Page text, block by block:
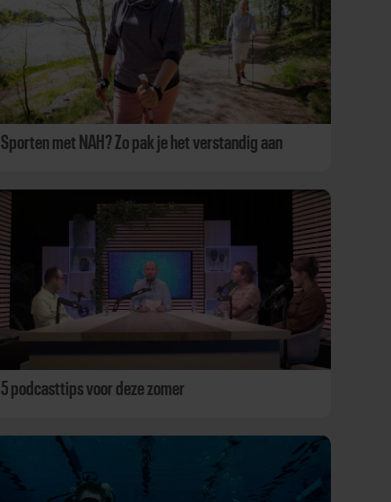
Sporten met NAH? Zo pak je het verstandig aan
5 podcasttips voor deze zomer